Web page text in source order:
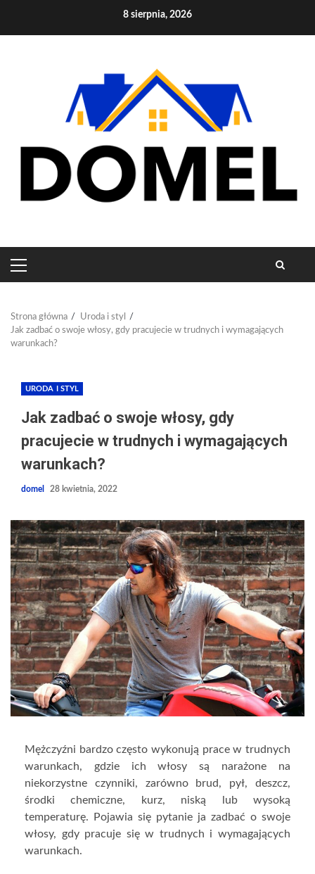
8 sierpnia, 2026
PRIMARY
MENU
Strona główna
Uroda i styl
Jak zadbać o swoje włosy, gdy pracujecie w trudnych i wymagających
warunkach?
URODA I STYL
Jak zadbać o swoje włosy, gdy
pracujecie w trudnych i wymagających
warunkach?
domel 28 kwietnia, 2022
Mężczyźni bardzo często wykonują prace w trudnych
warunkach, gdzie ich włosy są narażone na
niekorzystne czynniki, zarówno brud, pył, deszcz,
środki chemiczne, kurz, niską lub wysoką
temperaturę. Pojawia się pytanie ja zadbać o swoje
włosy, gdy pracuje się w trudnych i wymagających
warunkach.